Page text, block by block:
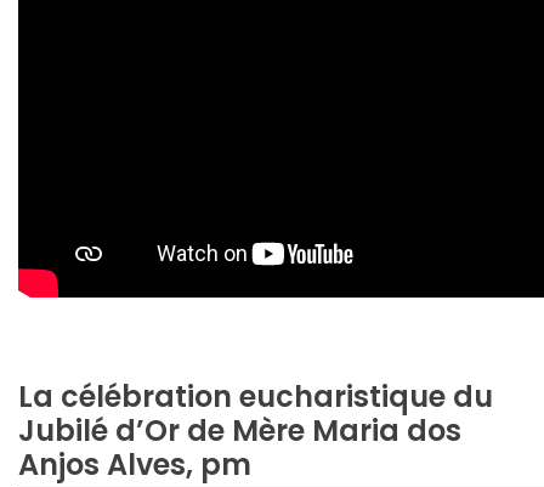
La célébration eucharistique du
Jubilé d’Or de Mère Maria dos
Anjos Alves, pm